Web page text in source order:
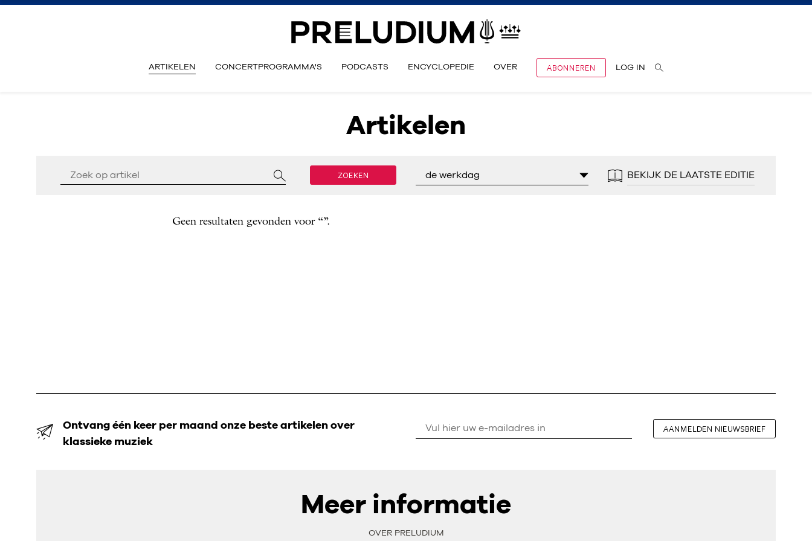
ARTIKELEN CONCERTPROGRAMMA'S PODCASTS ENCYCLOPEDIE OVER ABONNEREN LOG IN
Artikelen
ZOEKEN de werkdag BEKIJK DE LAATSTE EDITIE
Geen resultaten gevonden voor “”.
Ontvang één keer per maand onze beste artikelen over
klassieke muziek
AANMELDEN NIEUWSBRIEF
Meer informatie
OVER PRELUDIUM